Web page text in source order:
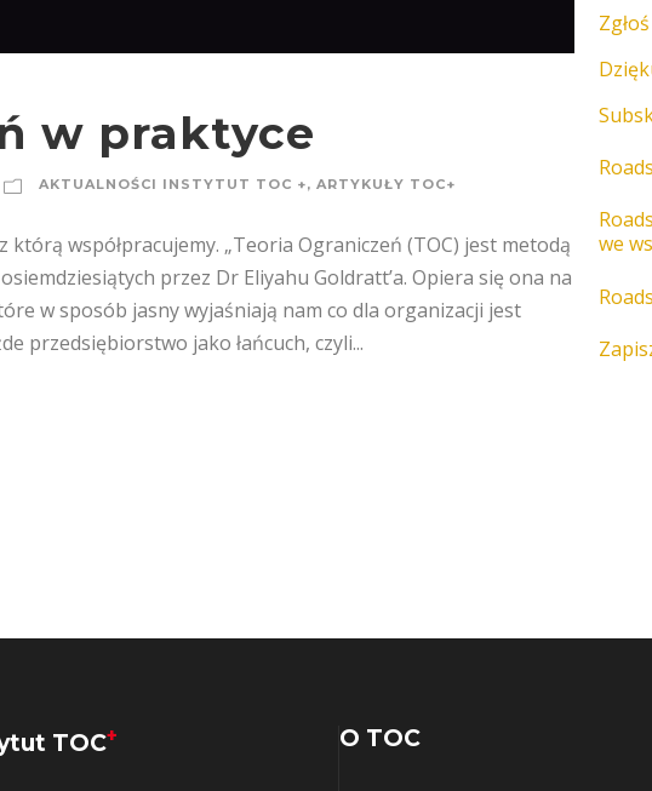
w praktyce
AKTUALNOŚCI INSTYTUT TOC +, ARTYKUŁY TOC+
współpracujemy. „Teoria Ograniczeń (TOC) jest metodą
przez Dr Eliyahu Goldratt’a. Opiera się ona na
w sposób jasny wyjaśniają nam co dla organizacji jest
przedsiębiorstwo jako łańcuch, czyli...
we
TOC+ O TOC